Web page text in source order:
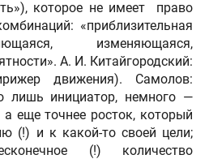
которое не имеет право
«приблизительная
изменяющаяся,
А. И. Китайгородский:
движения). Самолов:
лишь инициатор, немного —
а еще точнее росток, который
(!) и к какой-то своей цели;
(!) количество